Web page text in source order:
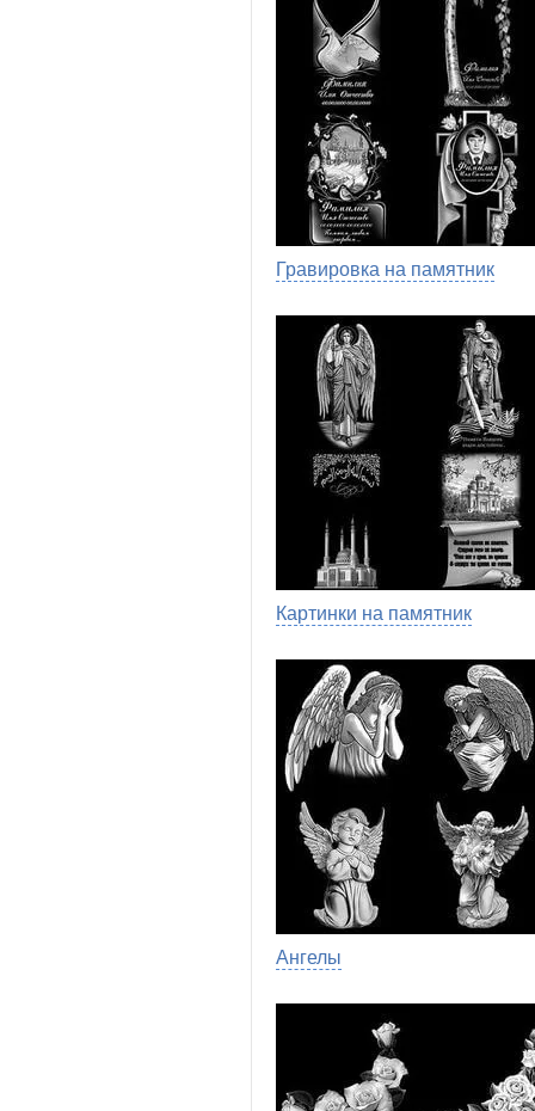
Гравировка на памятник
Картинки на памятник
Ангелы